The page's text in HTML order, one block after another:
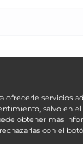
ofrecerle servicios
salvo en
obtener más
con el